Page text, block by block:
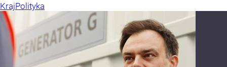
KrajPolityka